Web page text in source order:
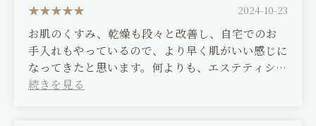
to Kagura for acne treatment. I still have
pimples, but the painful ones are decreasing
and I feel like my skin is steadily improving.
Although it's expensive, I see it as a meaningful
investment in myself, so I go twice a month! I
look forward to continuing to receive your
2024-10-23
お肌のくすみ、乾燥も段々と改善し、自宅でのお
手入れもやっているので、より早く肌がいい感じに
なってきたと思います。何よりも、エステティシャ
ンの方が、親身になって下さるので、いつもコース